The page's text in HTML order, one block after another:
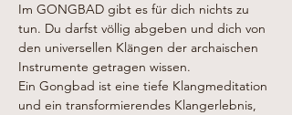
Im GONGBAD gibt es für dich nichts zu
tun. Du darfst völlig abgeben und dich von
den universellen Klängen der archaischen
Instrumente getragen wissen.
Ein Gongbad ist eine tiefe Klangmeditation
und ein transformierendes Klangerlebnis,